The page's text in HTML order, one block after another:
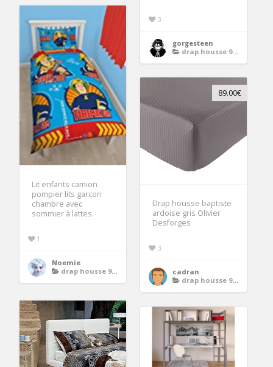
3
gorgesteen
drap housse 90x200
Lit enfants camion
pompier lits garcon
chambre avec
sommier à lattes
1
Noemie
drap housse 90x200
89.00€
Drap housse baptiste
ardoise gris Olivier
Desforges
3
cadran
drap housse 90x200